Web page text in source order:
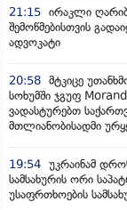
21:15 ირაკლი
შემოწმებისთვის
ადვოკატი
20:58 მტკიცე
სოხუმში ჯგუფ
ვადასტურებთ
მთლიანობისადმი
19:54 უკრაინამ
სამსახურის ორი
უსაფრთხოების